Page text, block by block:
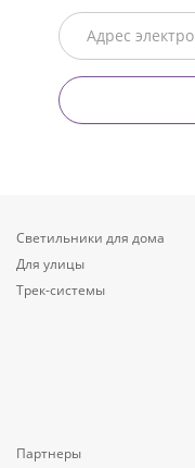
Светильники для дома
Для улицы
Трек-системы
Партнеры